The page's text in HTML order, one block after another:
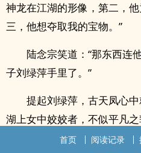
神龙在江湖的形像，第二，
三，他想夺取我的宝物。”
陆念宗笑道：“那东西连
子刘绿萍手里了。”
提起刘绿萍，古天凤心
湖上女中姣姣者，不似平凡
“当天你在什么地方观看？”
首页 阅读记录